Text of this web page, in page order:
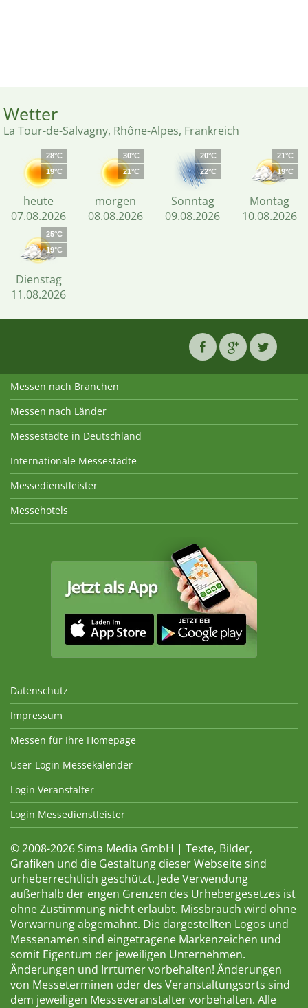
Wetter
La Tour-de-Salvagny, Rhône-Alpes, Frankreich
28°C
19°C
heute
07.08.2026
30°C
21°C
morgen
08.08.2026
20°C
22°C
Sonntag
09.08.2026
21°C
19°C
Montag
10.08.2026
25°C
19°C
Dienstag
11.08.2026
Messen nach Branchen
Messen nach Länder
Messestädte in Deutschland
Internationale Messestädte
Messedienstleister
Messehotels
Datenschutz
Impressum
Messen für Ihre Homepage
User-Login Messekalender
Login Veranstalter
Login Messedienstleister
© 2008-2026 Sima Media GmbH | Texte, Bilder,
Grafiken und die Gestaltung dieser Webseite sind
urheberrechtlich geschützt. Jede Verwendung
außerhalb der engen Grenzen des Urhebergesetzes ist
ohne Zustimmung nicht erlaubt. Missbrauch wird ohne
Vorwarnung abgemahnt. Die dargestellten Logos und
Messenamen sind eingetragene Markenzeichen und
somit Eigentum der jeweiligen Unternehmen.
Änderungen und Irrtümer vorbehalten! Änderungen
von Messeterminen oder des Veranstaltungsorts sind
dem jeweiligen Messeveranstalter vorbehalten. Alle